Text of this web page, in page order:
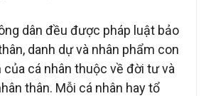
dân đều được pháp luật bảo
danh dự và nhân phẩm con
của cá nhân thuộc về đời tư và
thân. Mỗi cá nhân hay tổ